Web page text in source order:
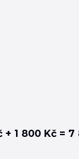
1 800 Kč = 7